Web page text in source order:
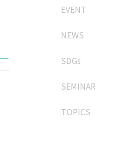
EVENT
NEWS
SDGs
SEMINAR
TOPICS